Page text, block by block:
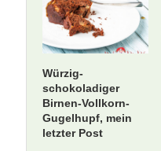
Würzig-
schokoladiger
Birnen-Vollkorn-
Gugelhupf, mein
letzter Post